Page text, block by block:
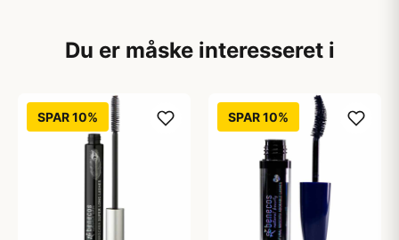
Du er måske interesseret i
SPAR 10% SPAR 10%